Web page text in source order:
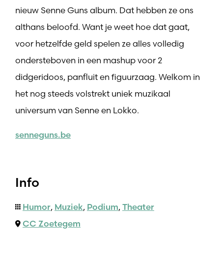
nieuw Senne Guns album. Dat hebben ze ons
althans beloofd. Want je weet hoe dat gaat,
voor hetzelfde geld spelen ze alles volledig
ondersteboven in een mashup voor 2
didgeridoos, panfluit en figuurzaag. Welkom in
het nog steeds volstrekt uniek muzikaal
universum van Senne en Lokko.
senneguns.be
Info
Humor, Muziek, Podium,Theater
CC Zoetegem